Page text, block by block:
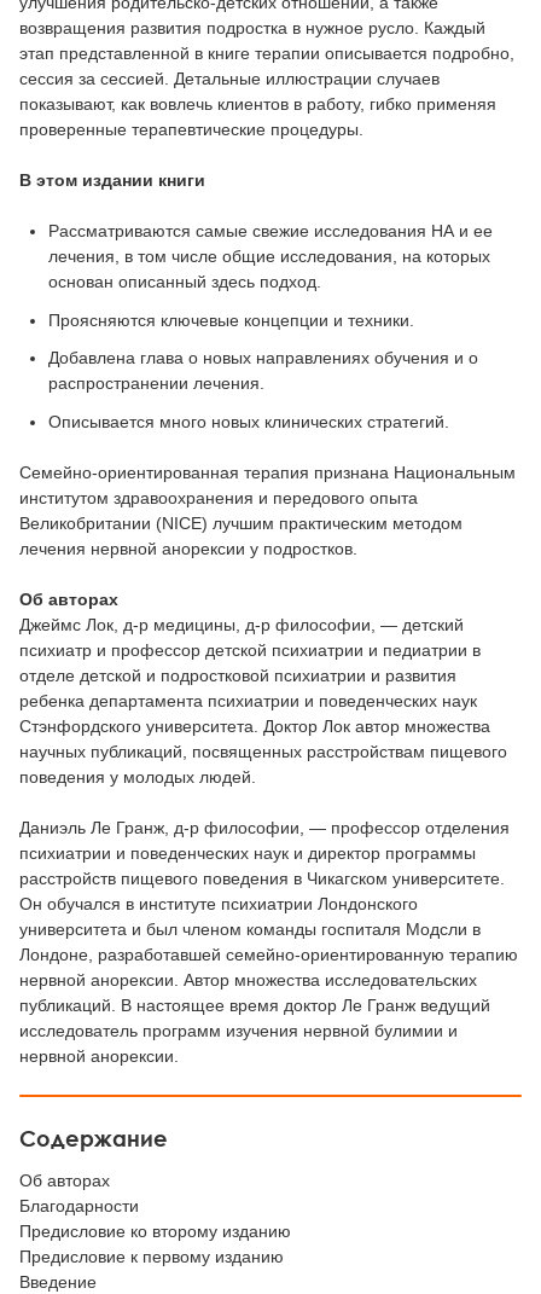
возвращения развития подростка в нужное русло. Каждый
этап представленной в книге терапии описывается подробно,
сессия за сессией. Детальные иллюстрации случаев
показывают, как вовлечь клиентов в работу, гибко применяя
проверенные терапевтические процедуры.
В этом издании книги
Рассматриваются самые свежие исследования НА и ее
лечения, в том числе общие исследования, на которых
основан описанный здесь подход.
Проясняются ключевые концепции и техники.
Добавлена глава о новых направлениях обучения и о
распространении лечения.
Описывается много новых клинических стратегий.
Семейно-ориентированная терапия признана Национальным
институтом здравоохранения и передового опыта
Великобритании (NICE) лучшим практическим методом
лечения нервной анорексии у подростков.
Об авторах
Джеймс Лок, д-р медицины, д-р философии, — детский
психиатр и профессор детской психиатрии и педиатрии в
отделе детской и подростковой психиатрии и развития
ребенка департамента психиатрии и поведенческих наук
Стэнфордского университета. Доктор Лок автор множества
научных публикаций, посвященных расстройствам пищевого
поведения у молодых людей.
Даниэль Ле Гранж, д-р философии, — профессор отделения
психиатрии и поведенческих наук и директор программы
расстройств пищевого поведения в Чикагском университете.
Он обучался в институте психиатрии Лондонского
университета и был членом команды госпиталя Модсли в
Лондоне, разработавшей семейно-ориентированную терапию
нервной анорексии. Автор множества исследовательских
публикаций. В настоящее время доктор Ле Гранж ведущий
исследователь программ изучения нервной булимии и
нервной анорексии.
Содержание
Об авторах
Благодарности
Предисловие ко второму изданию
Предисловие к первому изданию
Введение